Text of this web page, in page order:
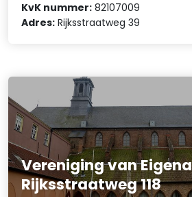
KvK nummer: 82107009
Adres: Rijksstraatweg 39
Vereniging van
Rijksstraatweg 118